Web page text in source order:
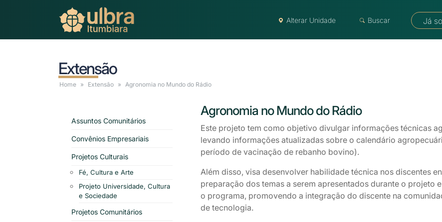
Alterar Unidade Buscar Já
Extensão
Home Extensão Agronomia no Mundo do Rádio
Assuntos Comunitários
Convênios Empresariais
Projetos Culturais
Fé, Cultura e Arte
Projeto Universidade, Cultura
e Sociedade
Projetos Comunitários
Agronomia no Mundo do Rádio
Este projeto tem como objetivo divulgar informações técnicas
levando informações atualizadas sobre o calendário
período de vacinação de rebanho bovino).
Além disso, visa desenvolver habilidade técnica nos discentes
preparação dos temas a serem apresentados durante o projeto
o programa, promovendo a integração do discente na
de tecnologia.